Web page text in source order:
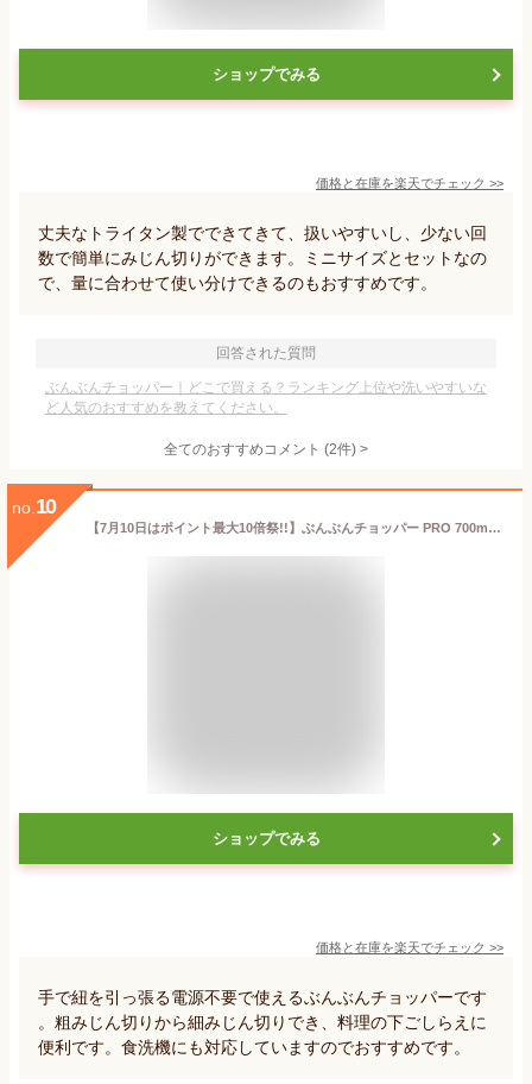
ショップでみる
価格と在庫を楽天でチェック >>
丈夫なトライタン製でできてきて、扱いやすいし、少ない回
数で簡単にみじん切りができます。ミニサイズとセットなの
で、量に合わせて使い分けできるのもおすすめです。
回答された質問
ぶんぶんチョッパー｜どこで買える？ランキング上位や洗いやすいな
ど人気のおすすめを教えてください。
全てのおすすめコメント (2件) >
no. 10
【7月10日はポイント最大10倍祭!!】ぶんぶんチョッパー PRO 700ml みじん切り フードチョッパー 食洗機対応 離乳食 電源不要 フードプロセッサー キッチン 便利グッズ トライタン 内蓋付き 調理器具 スライサー 野菜 下ごしらえ 下ごしらえ 時短調理 玉ねぎみじん切り
ショップでみる
価格と在庫を楽天でチェック >>
手で紐を引っ張る電源不要で使えるぶんぶんチョッパーです
。粗みじん切りから細みじん切りでき、料理の下ごしらえに
便利です。食洗機にも対応していますのでおすすめです。